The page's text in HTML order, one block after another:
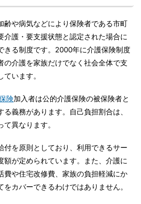
齢や病気などにより保険者である市町
介護・要支援状態と認定された場合に
きる制度です。2000年に介護保険制度
の介護を家族だけでなく社会全体で支
います。
険加入者は公的介護保険の被保険者と
義務があります。自己負担割合は、
異なります。
付を原則としており、利用できるサー
額が定められています。また、介護に
費や住宅改修費、家族の負担軽減にか
カバーできるわけではありません。